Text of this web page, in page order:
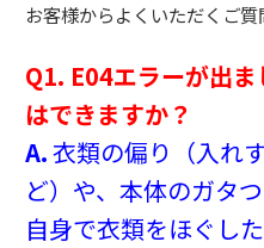
お客様からよくいただくご質
Q1. E04エラーが出
はできますか？
A.衣類の偏り（入れ
ど）や、本体のガタ
自身で衣類をほぐし